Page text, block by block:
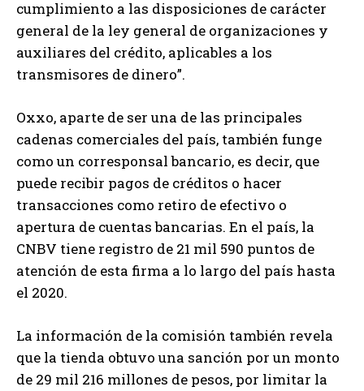
cumplimiento a las disposiciones de carácter
general de la ley general de organizaciones y
auxiliares del crédito, aplicables a los
transmisores de dinero”.
Oxxo, aparte de ser una de las principales
cadenas comerciales del país, también funge
como un corresponsal bancario, es decir, que
puede recibir pagos de créditos o hacer
transacciones como retiro de efectivo o
apertura de cuentas bancarias. En el país, la
CNBV tiene registro de 21 mil 590 puntos de
atención de esta firma a lo largo del país hasta
el 2020.
La información de la comisión también revela
que la tienda obtuvo una sanción por un monto
de 29 mil 216 millones de pesos, por limitar la